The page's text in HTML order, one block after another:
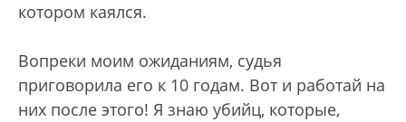
котором каялся.
Вопреки моим ожиданиям, судья
приговорила его к 10 годам. Вот и работай на
них после этого! Я знаю убийц, которые,